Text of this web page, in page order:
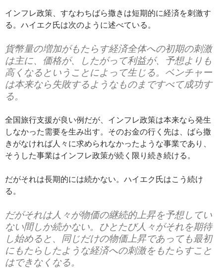
インフレ政策、すなわちばら撒きは短期的に経済を刺激す
る。ハイエク氏は次のように述べている。
貨幣量の増加がもたらす経済全体への初期の刺激
は主に、価格が、したがって利益が、予想よりも
高くなるということによって生じる。ベンチャー
は本来なら失敗するようなものまですべて成功す
る。
全国旅行支援が良い例だが、インフレ政策は本来なら発生
しなかった需要を生み出す。そのお金の行く先は、ばら撒
きがなければ人々に求められなかったような事業であり、
そうした事業はインフレ政策が続く限り続き続ける。
だがそれは長期的には続かない。ハイエク氏はこう続け
る。
だがそれは人々が物価の継続的上昇を予想してい
ない間しか続かない。ひとたび人々がそれを期待
し始めると、同じだけの物価上昇であっても最初
にもたらしたような経済への刺激をもたらすこと
はできなくなる。